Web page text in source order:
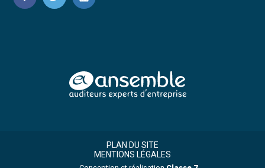
FaceBook
TwitterLinkedIn
Principale
PLAN DU SITE
MENTIONS LÉGALES